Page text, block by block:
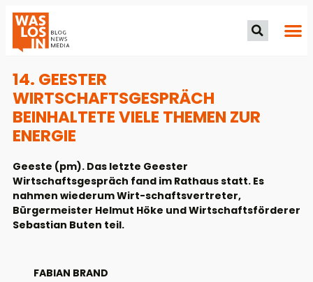
14. GEESTER
WIRTSCHAFTSGESPRÄCH
BEINHALTETE VIELE THEMEN ZUR
ENERGIE
Geeste (pm). Das letzte Geester
Wirtschaftsgespräch fand im Rathaus statt. Es
nahmen wiederum Wirt-schaftsvertreter,
Bürgermeister Helmut Höke und Wirtschaftsförderer
Sebastian Buten teil.
FABIAN BRAND